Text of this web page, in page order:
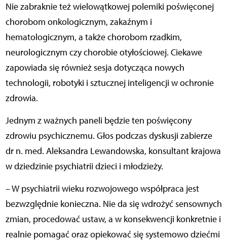
Nie zabraknie też wielowątkowej polemiki poświęconej
chorobom onkologicznym, zakaźnym i
hematologicznym, a także chorobom rzadkim,
neurologicznym czy chorobie otyłościowej. Ciekawe
zapowiada się również sesja dotycząca nowych
technologii, robotyki i sztucznej inteligencji w ochronie
zdrowia.
Jednym z ważnych paneli będzie ten poświęcony
zdrowiu psychicznemu. Głos podczas dyskusji zabierze
dr n. med. Aleksandra Lewandowska, konsultant krajowa
w dziedzinie psychiatrii dzieci i młodzieży.
– W psychiatrii wieku rozwojowego współpraca jest
bezwzględnie konieczna. Nie da się wdrożyć sensownych
zmian, procedować ustaw, a w konsekwencji konkretnie i
realnie pomagać oraz opiekować się systemowo dziećmi